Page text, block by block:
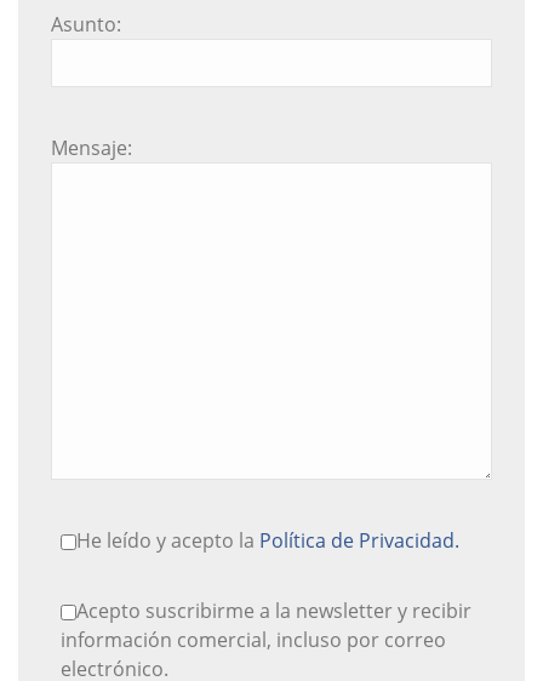
Asunto:
Mensaje:
He leído y acepto la Política de Privacidad.
Acepto suscribirme a la newsletter y recibir
información comercial, incluso por correo
electrónico.